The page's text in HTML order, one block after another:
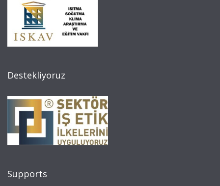
Destekliyoruz
Supports